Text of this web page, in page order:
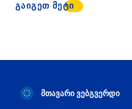
ᲒᲐᲘᲒᲔᲗ ᲛᲔᲢᲘ
მთავარი ვებგვერდი